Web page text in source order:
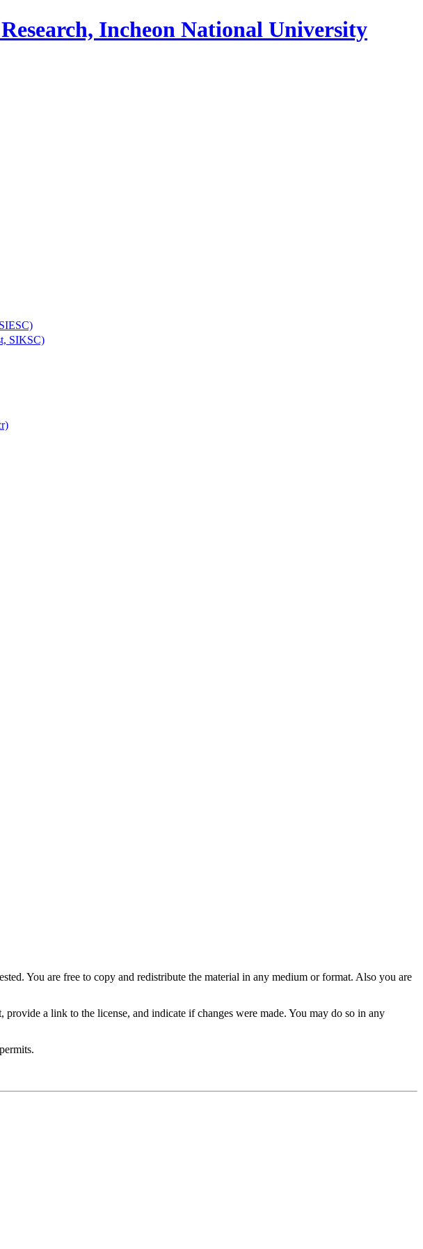
Incheon National University
SIKSC)
You are free to copy and redistribute the material in any medium or format. Also you are
a link to the license, and indicate if changes were made. You may do so in any